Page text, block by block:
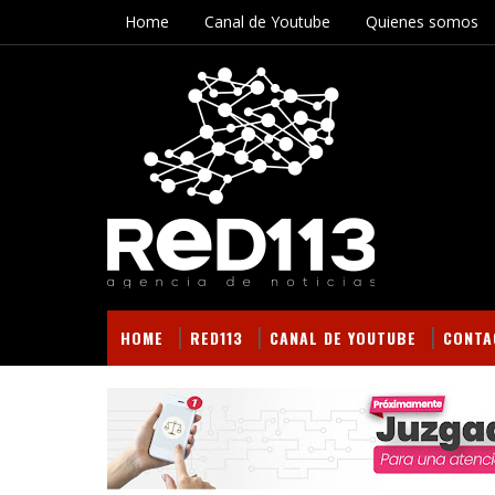
Home Canal de Youtube Quienes somos
HOME RED113 CANAL DE YOUTUBE